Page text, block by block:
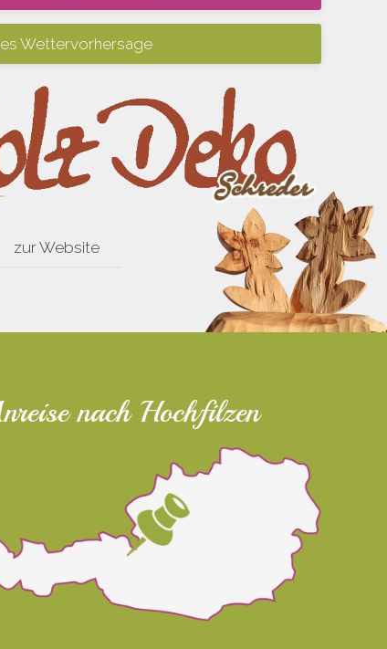
Wettervorhersage
zur Website
nach Hochfilzen